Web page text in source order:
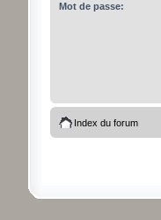
Mot de passe:
Index du forum